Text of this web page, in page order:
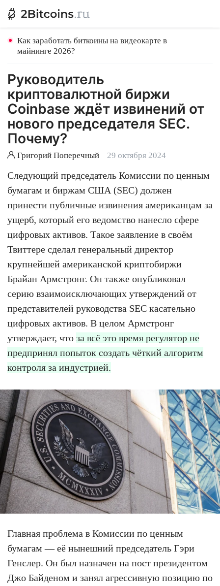
Как заработать биткоины на видеокарте в
майнинге 2026?
Руководитель
криптовалютной биржи
Coinbase ждёт извинений от
нового председателя SEC.
Почему?
Григорий Поперечный 29 октября 2024
Следующий председатель Комиссии по ценным
бумагам и биржам США (SEC) должен
принести публичные извинения американцам за
ущерб, который его ведомство нанесло сфере
цифровых активов. Такое заявление в своём
Твиттере сделал генеральный директор
крупнейшей американской криптобиржи
Брайан Армстронг. Он также опубликовал
серию взаимоисключающих утверждений от
представителей руководства SEC касательно
цифровых активов. В целом Армстронг
утверждает, что за всё это время регулятор не
предпринял попыток создать чёткий алгоритм
контроля за индустрией.
Главная проблема в Комиссии по ценным
бумагам — её нынешний председатель Гэри
Генслер. Он был назначен на пост президентом
Джо Байденом и занял агрессивную позицию по